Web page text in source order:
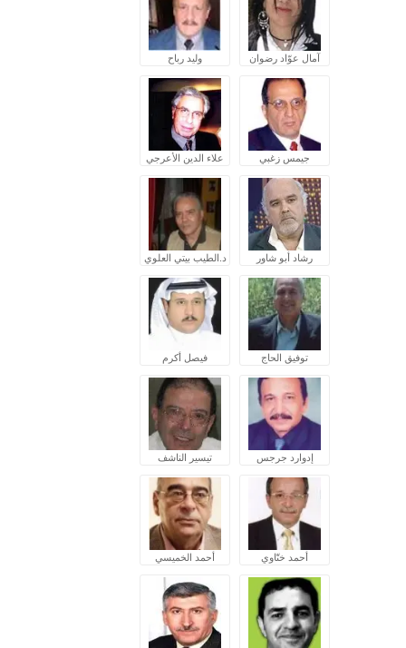
آمال عوّاد رضوان وليد رباح
جيمس زغبي علاء الدين الأعرجي
رشاد أبو شاور د.الطيب بيتي العلوي
توفيق الحاج فيصل أكرم
إدوارد جرجس تيسير الناشف
أحمد ختّاوي أحمد الخميسي